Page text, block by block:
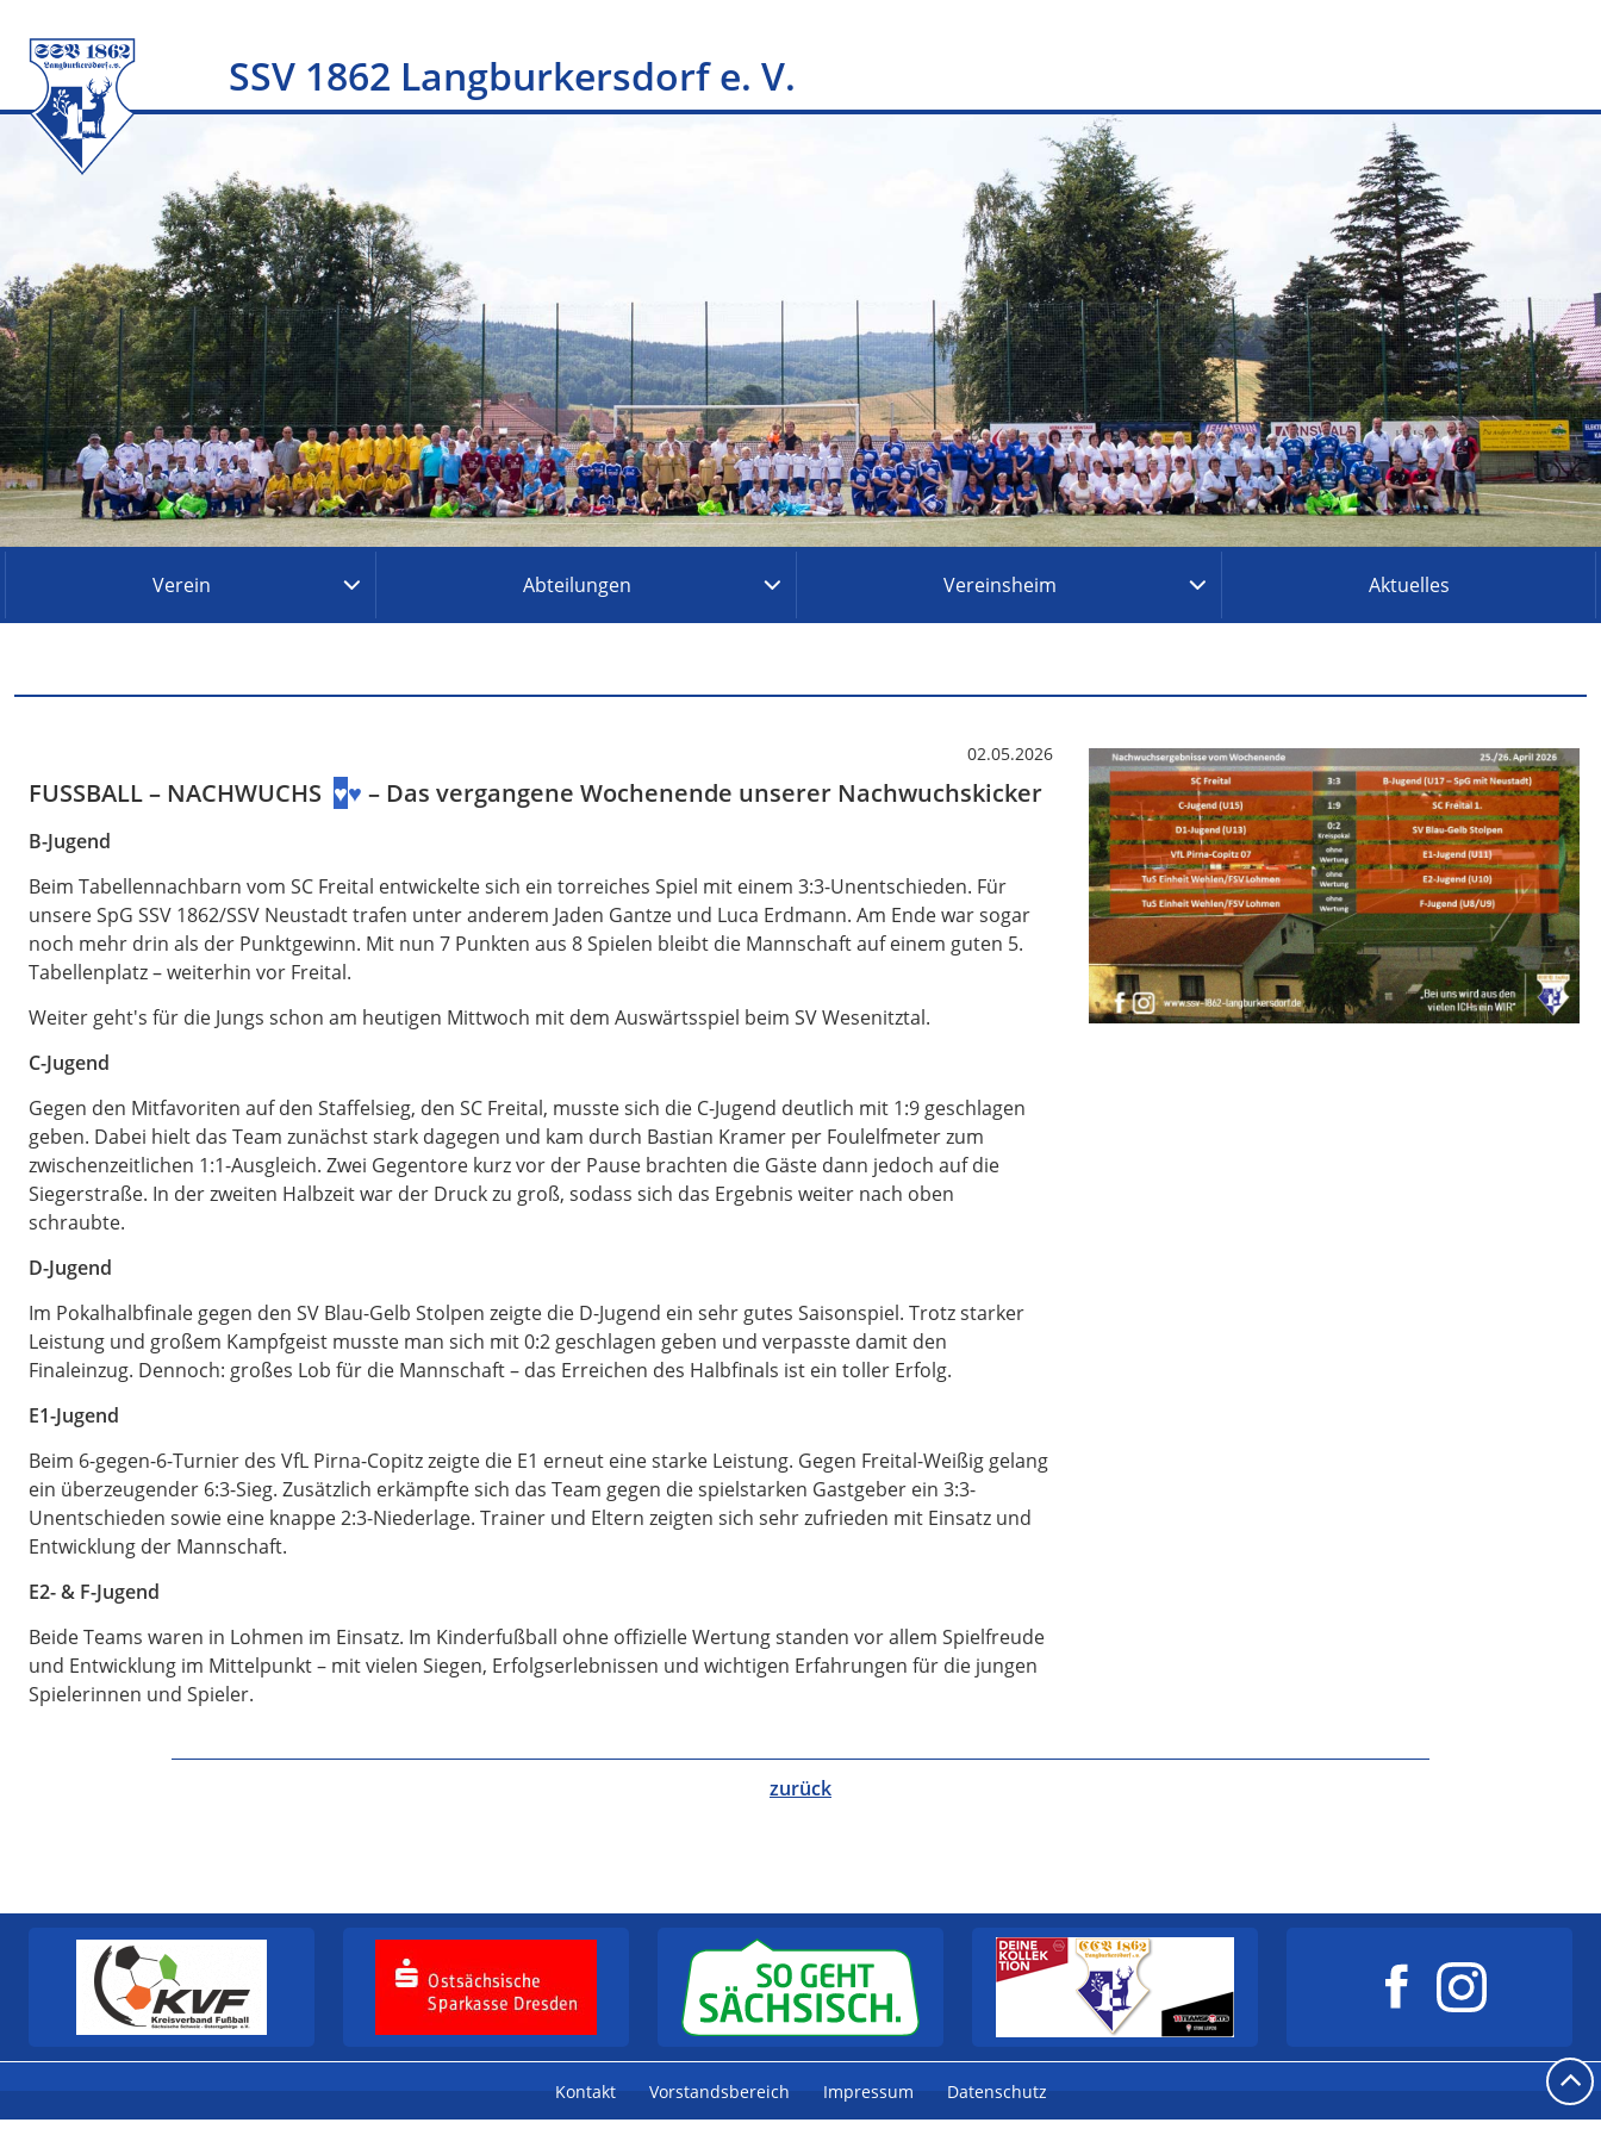
SSV 1862 Langburkersdorf e. V.
Verein Abteilungen Vereinsheim Aktuelles
02.05.2026
FUSSBALL – NACHWUCHS ♥♥ – Das vergangene Wochenende unserer Nachwuchskicker
B-Jugend
Beim Tabellennachbarn vom SC Freital entwickelte sich ein torreiches Spiel mit einem 3:3-Unentschieden. Für
unsere SpG SSV 1862/SSV Neustadt trafen unter anderem Jaden Gantze und Luca Erdmann. Am Ende war sogar
noch mehr drin als der Punktgewinn. Mit nun 7 Punkten aus 8 Spielen bleibt die Mannschaft auf einem guten 5.
Tabellenplatz – weiterhin vor Freital.
Weiter geht's für die Jungs schon am heutigen Mittwoch mit dem Auswärtsspiel beim SV Wesenitztal.
C-Jugend
Gegen den Mitfavoriten auf den Staffelsieg, den SC Freital, musste sich die C-Jugend deutlich mit 1:9 geschlagen
geben. Dabei hielt das Team zunächst stark dagegen und kam durch Bastian Kramer per Foulelfmeter zum
zwischenzeitlichen 1:1-Ausgleich. Zwei Gegentore kurz vor der Pause brachten die Gäste dann jedoch auf die
Siegerstraße. In der zweiten Halbzeit war der Druck zu groß, sodass sich das Ergebnis weiter nach oben
schraubte.
D-Jugend
Im Pokalhalbfinale gegen den SV Blau-Gelb Stolpen zeigte die D-Jugend ein sehr gutes Saisonspiel. Trotz starker
Leistung und großem Kampfgeist musste man sich mit 0:2 geschlagen geben und verpasste damit den
Finaleinzug. Dennoch: großes Lob für die Mannschaft – das Erreichen des Halbfinals ist ein toller Erfolg.
E1-Jugend
Beim 6-gegen-6-Turnier des VfL Pirna-Copitz zeigte die E1 erneut eine starke Leistung. Gegen Freital-Weißig gelang
ein überzeugender 6:3-Sieg. Zusätzlich erkämpfte sich das Team gegen die spielstarken Gastgeber ein 3:3-
Unentschieden sowie eine knappe 2:3-Niederlage. Trainer und Eltern zeigten sich sehr zufrieden mit Einsatz und
Entwicklung der Mannschaft.
E2- & F-Jugend
Beide Teams waren in Lohmen im Einsatz. Im Kinderfußball ohne offizielle Wertung standen vor allem Spielfreude
und Entwicklung im Mittelpunkt – mit vielen Siegen, Erfolgserlebnissen und wichtigen Erfahrungen für die jungen
Spielerinnen und Spieler.
zurück
Kontakt Vorstandsbereich Impressum Datenschutz